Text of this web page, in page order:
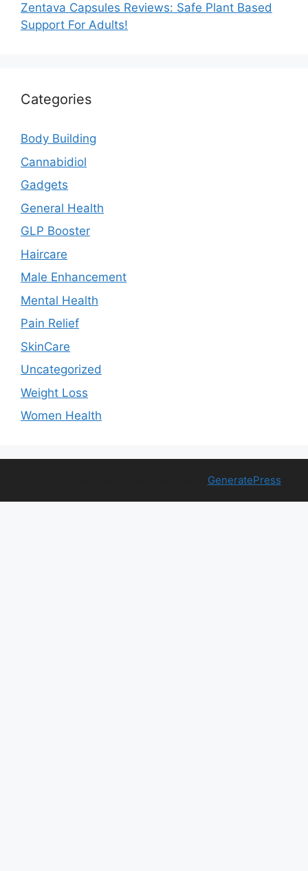
Zentava Capsules Reviews: Safe Plant Based
Support For Adults!
Categories
Body Building
Cannabidiol
Gadgets
General Health
GLP Booster
Haircare
Male Enhancement
Mental Health
Pain Relief
SkinCare
Uncategorized
Weight Loss
Women Health
GeneratePress